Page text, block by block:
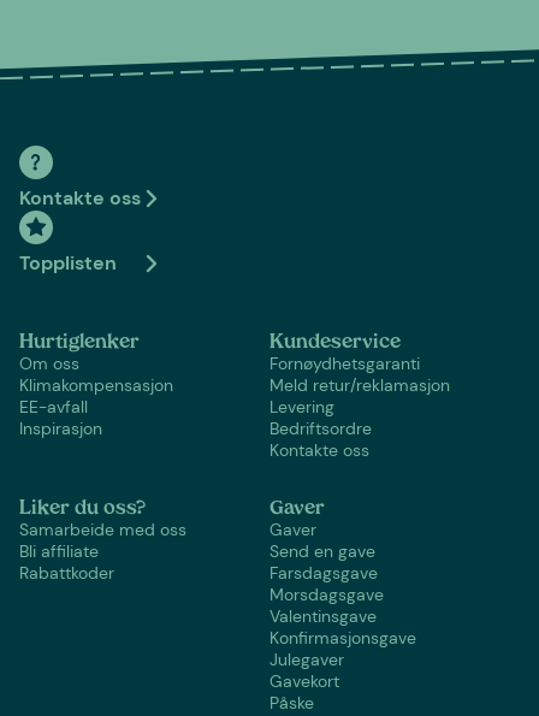
Kontakte oss
Topplisten
Hurtiglenker
Om oss
Klimakompensasjon
EE-avfall
Inspirasjon
Kundeservice
Fornøydhetsgaranti
Meld retur/reklamasjon
Levering
Bedriftsordre
Kontakte oss
Liker du oss?
Samarbeide med oss
Bli affiliate
Rabattkoder
Gaver
Gaver
Send en gave
Farsdagsgave
Morsdagsgave
Valentinsgave
Konfirmasjonsgave
Julegaver
Gavekort
Påske